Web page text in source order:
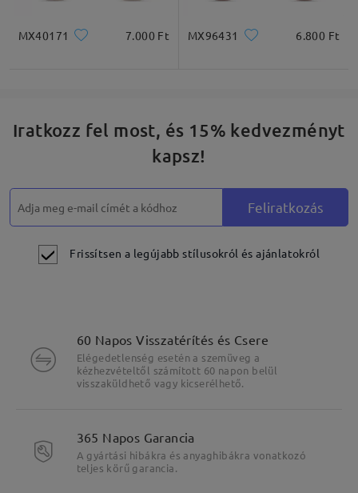
MX40171 7.000 Ft MX96431 6.800 Ft
Iratkozz fel most, és 15% kedvezményt
kapsz!
Feliratkozás
Frissítsen a legújabb stílusokról és ajánlatokról
60 Napos Visszatérítés és Csere
Elégedetlenség esetén a szemüveg a
kézhezvételtől számított 60 napon belül
visszaküldhető vagy kicserélhető.
365 Napos Garancia
A gyártási hibákra és anyaghibákra vonatkozó
teljes körű garancia.